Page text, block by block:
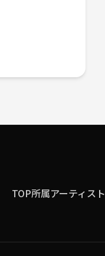
TOP所属アーティスト